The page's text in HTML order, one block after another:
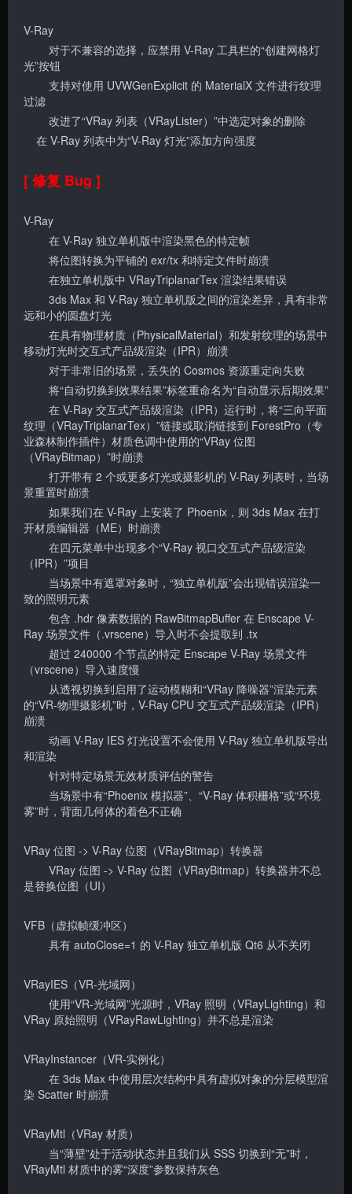
V-Ray
对于不兼容的选择，应禁用 V-Ray 工具栏的“创建网格灯
光”按钮
支持对使用 UVWGenExplicit 的 MaterialX 文件进行纹理
过滤
改进了“VRay 列表（VRayLister）”中选定对象的删除
在 V-Ray 列表中为“V-Ray 灯光”添加方向强度
[ 修复 Bug ]
V-Ray
在 V-Ray 独立单机版中渲染黑色的特定帧
将位图转换为平铺的 exr/tx 和特定文件时崩溃
在独立单机版中 VRayTriplanarTex 渲染结果错误
3ds Max 和 V-Ray 独立单机版之间的渲染差异，具有非常
远和小的圆盘灯光
在具有物理材质（PhysicalMaterial）和发射纹理的场景中
移动灯光时交互式产品级渲染（IPR）崩溃
对于非常旧的场景，丢失的 Cosmos 资源重定向失败
将“自动切换到效果结果”标签重命名为“自动显示后期效果”
在 V-Ray 交互式产品级渲染（IPR）运行时，将“三向平面
纹理（VRayTriplanarTex）”链接或取消链接到 ForestPro（专
业森林制作插件）材质色调中使用的“VRay 位图
（VRayBitmap）”时崩溃
打开带有 2 个或更多灯光或摄影机的 V-Ray 列表时，当场
景重置时崩溃
如果我们在 V-Ray 上安装了 Phoenix，则 3ds Max 在打
开材质编辑器（ME）时崩溃
在四元菜单中出现多个“V-Ray 视口交互式产品级渲染
（IPR）”项目
当场景中有遮罩对象时，“独立单机版”会出现错误渲染一
致的照明元素
包含 .hdr 像素数据的 RawBitmapBuffer 在 Enscape V-
Ray 场景文件（.vrscene）导入时不会提取到 .tx
超过 240000 个节点的特定 Enscape V-Ray 场景文件
（vrscene）导入速度慢
从透视切换到启用了运动模糊和“VRay 降噪器”渲染元素
的“VR-物理摄影机”时，V-Ray CPU 交互式产品级渲染（IPR）
崩溃
动画 V-Ray IES 灯光设置不会使用 V-Ray 独立单机版导出
和渲染
针对特定场景无效材质评估的警告
当场景中有“Phoenix 模拟器”、“V-Ray 体积栅格”或“环境
雾”时，背面几何体的着色不正确
VRay 位图 -> V-Ray 位图（VRayBitmap）转换器
VRay 位图 -> V-Ray 位图（VRayBitmap）转换器并不总
是替换位图（UI）
VFB（虚拟帧缓冲区）
具有 autoClose=1 的 V-Ray 独立单机版 Qt6 从不关闭
VRayIES（VR-光域网）
使用“VR-光域网”光源时，VRay 照明（VRayLighting）和
VRay 原始照明（VRayRawLighting）并不总是渲染
VRayInstancer（VR-实例化）
在 3ds Max 中使用层次结构中具有虚拟对象的分层模型渲
染 Scatter 时崩溃
VRayMtl（VRay 材质）
当“薄壁”处于活动状态并且我们从 SSS 切换到“无”时，
VRayMtl 材质中的雾“深度”参数保持灰色